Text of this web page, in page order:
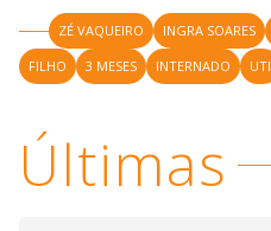
ZÉ VAQUEIRO INGRA SOARES
FILHO
3 MESES INTERNADO UTI
Últimas